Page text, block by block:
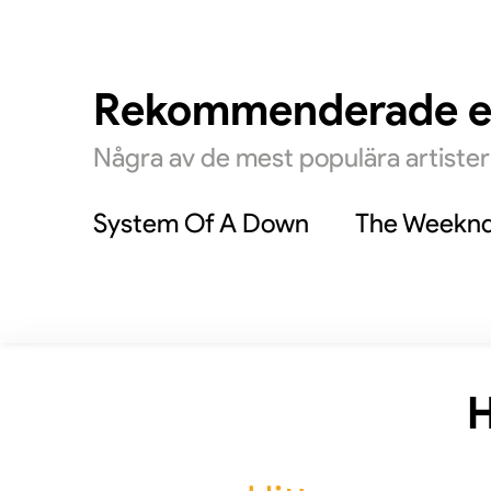
Rekommenderade
Några av de mest populära
System Of A Down The